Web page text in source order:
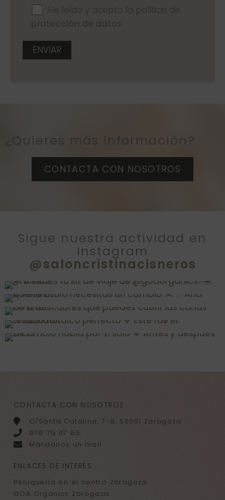
He leído y acepto la política de
protección de datos
r
v
¿Quieres más información?
CONTACTA CON NOSOTROS
Sigue nuestra actividad en
Instagram
@saloncristinacisneros
CONTACTA CON NOSOTROS
C/Santa Catalina, 7-9, 50001 Zaragoza
976 79 47 85
Mándanos un mail
ENLACES DE INTERÉS
Peluquería en el centro Zaragoza
GOA Organics Zaragoza